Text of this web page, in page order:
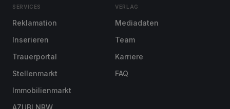
SERVICES
Reklamation
Inserieren
Trauerportal
Stellenmarkt
Immobilienmarkt
AZUBI NRW
VERLAG
Mediadaten
Team
Karriere
FAQ